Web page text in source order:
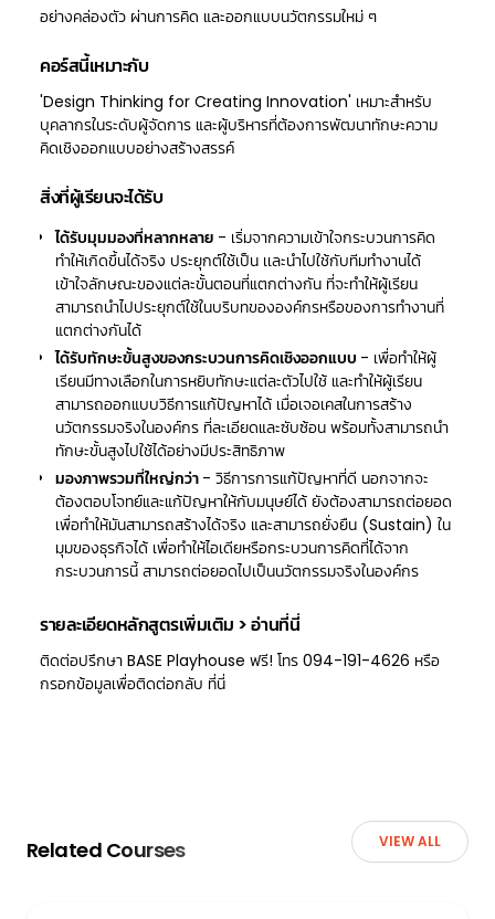
อย่างคล่องตัว ผ่านการคิด และออกแบบนวัตกรรมใหม่ ๆ
คอร์สนี้เหมาะกับ
'Design Thinking for Creating Innovation' เหมาะสำหรับ
บุคลากรในระดับผู้จัดการ และผู้บริหารที่ต้องการพัฒนาทักษะความ
คิดเชิงออกแบบอย่างสร้างสรรค์
สิ่งที่ผู้เรียนจะได้รับ
ได้รับมุมมองที่หลากหลาย - เริ่มจากความเข้าใจกระบวนการคิด
ทำให้เกิดขึ้นได้จริง ประยุกต์ใช้เป็น เเละนำไปใช้กับทีมทำงานได้
เข้าใจลักษณะของแต่ละขั้นตอนที่แตกต่างกัน ที่จะทำให้ผู้เรียน
สามารถนำไปประยุกต์ใช้ในบริบทขององค์กรหรือของการทำงานที่
แตกต่างกันได้
ได้รับทักษะขั้นสูงของกระบวนการคิดเชิงออกแบบ - เพื่อทำให้ผู้
เรียนมีทางเลือกในการหยิบทักษะแต่ละตัวไปใช้ และทำให้ผู้เรียน
สามารถออกแบบวิธีการแก้ปัญหาได้ เมื่อเจอเคสในการสร้าง
นวัตกรรมจริงในองค์กร ที่ละเอียดและซับซ้อน พร้อมทั้งสามารถนำ
ทักษะขั้นสูงไปใช้ได้อย่างมีประสิทธิภาพ
มองภาพรวมที่ใหญ่กว่า - วิธีการการแก้ปัญหาที่ดี นอกจากจะ
ต้องตอบโจทย์และแก้ปัญหาให้กับมนุษย์ได้ ยังต้องสามารถต่อยอด
เพื่อทำให้มันสามารถสร้างได้จริง และสามารถยั่งยืน (Sustain) ใน
มุมของธุรกิจได้ เพื่อทำให้ไอเดียหรือกระบวนการคิดที่ได้จาก
กระบวนการนี้ สามารถต่อยอดไปเป็นนวัตกรรมจริงในองค์กร
รายละเอียดหลักสูตรเพิ่มเติม >อ่านที่นี่
ติดต่อปรึกษา BASE Playhouse ฟรี! โทร 094-191-4626 หรือ
กรอกข้อมูลเพื่อติดต่อกลับ ที่นี่
Related Courses VIEW ALL